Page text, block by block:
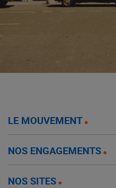
LE MOUVEMENT
NOS ENGAGEMENTS
NOS SITES